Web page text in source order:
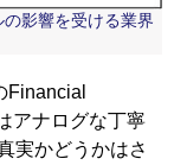
影響を受ける業界
アナログな丁寧
実かどうかはさ